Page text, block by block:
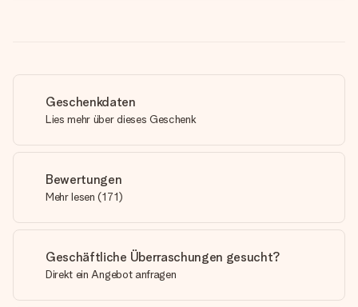
Geschenkdaten
Lies mehr über dieses Geschenk
Bewertungen
Mehr lesen (171)
Geschäftliche Überraschungen gesucht?
Direkt ein Angebot anfragen